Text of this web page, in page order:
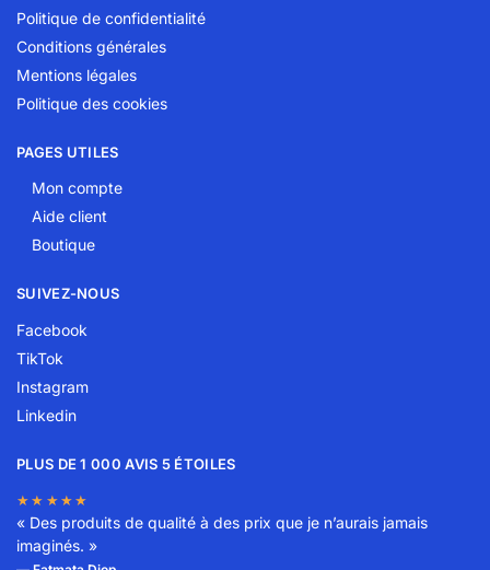
Politique de confidentialité
Conditions générales
Mentions légales
Politique des cookies
PAGES UTILES
Mon compte
Aide client
Boutique
SUIVEZ-NOUS
Facebook
TikTok
Instagram
Linkedin
PLUS DE 1 000 AVIS 5 ÉTOILES
★★★★★
« Des produits de qualité à des prix que je n’aurais jamais
imaginés. »